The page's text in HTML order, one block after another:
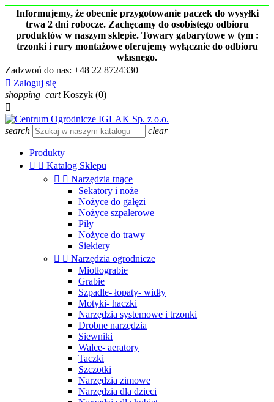
Informujemy, że obecnie przygotowanie paczek do wysyłki
trwa 2 dni robocze. Zachęcamy do osobistego odbioru
produktów w naszym sklepie. Towary gabarytowe w tym :
trzonki i rury montażowe oferujemy wyłącznie do odbioru
własnego.
Zadzwoń do nas: +48 22 8724330
 Zaloguj się
shopping_cart Koszyk (0)

search clear
Produkty
  Katalog Sklepu
  Narzędzia tnące
Sekatory i noże
Nożyce do gałęzi
Nożyce szpalerowe
Piły
Nożyce do trawy
Siekiery
  Narzędzia ogrodnicze
Miotłograbie
Grabie
Szpadle- łopaty- widły
Motyki- haczki
Narzędzia systemowe i trzonki
Drobne narzędzia
Siewniki
Walce- aeratory
Taczki
Szczotki
Narzędzia zimowe
Narzędzia dla dzieci